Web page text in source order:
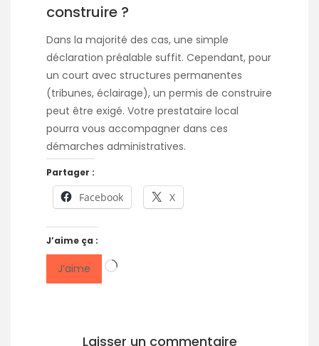
construire ?
Dans la majorité des cas, une simple
déclaration préalable suffit. Cependant, pour
un court avec structures permanentes
(tribunes, éclairage), un permis de construire
peut être exigé. Votre prestataire local
pourra vous accompagner dans ces
démarches administratives.
Partager :
Facebook X
J’aime ça :
J’aime Chargement…
Laisser un commentaire